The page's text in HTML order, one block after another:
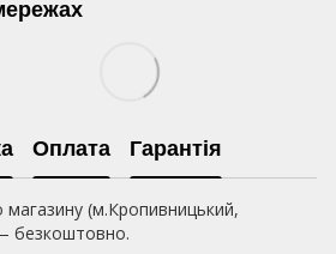
Оплата Гарантія
(м.Кропивницький,
безкоштовно.